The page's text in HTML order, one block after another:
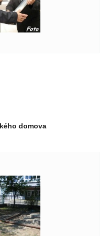
domova